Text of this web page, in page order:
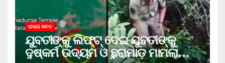
ରାଜ୍ୟ ଖବର
ଯୁବତୀଙ୍କୁ ଲିଫ୍‌ଟ୍‌ ଦେଇ ଯୁବତୀଙ୍କୁ
ଦୁଷ୍କର୍ମ ଉଦ୍ୟମ ଓ ଛୁରାମାଡ଼ ମାମଲାରେ